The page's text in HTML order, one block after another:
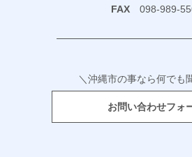
FAX098-989-
＼沖縄市の事なら何でも
お問い合わせフォ